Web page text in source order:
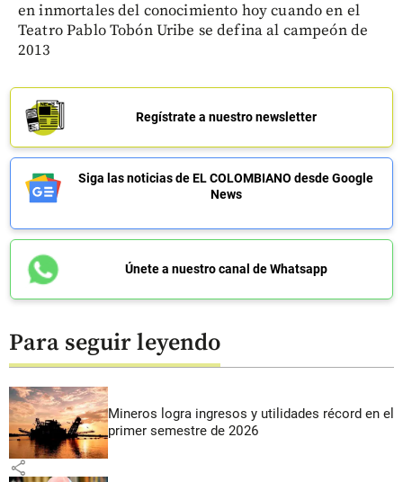
en inmortales del conocimiento hoy cuando en el
Teatro Pablo Tobón Uribe se defina al campeón de
2013
Regístrate a nuestro newsletter
Siga las noticias de EL COLOMBIANO desde Google
News
Únete a nuestro canal de Whatsapp
Para seguir leyendo
Mineros logra ingresos y utilidades récord en el
primer semestre de 2026
share